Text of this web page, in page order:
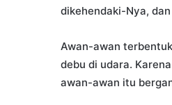
dikehendaki-Nya,
Awan-awan
debu di udara.
awan-awan itu